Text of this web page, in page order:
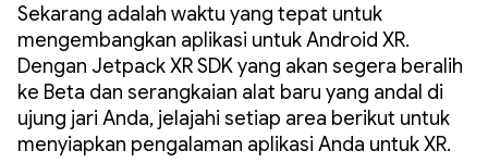
Sekarang adalah waktu yang tepat untuk
mengembangkan aplikasi untuk Android XR.
Dengan Jetpack XR SDK yang akan segera beralih
ke Beta dan serangkaian alat baru yang andal di
ujung jari Anda, jelajahi setiap area berikut untuk
menyiapkan pengalaman aplikasi Anda untuk XR.